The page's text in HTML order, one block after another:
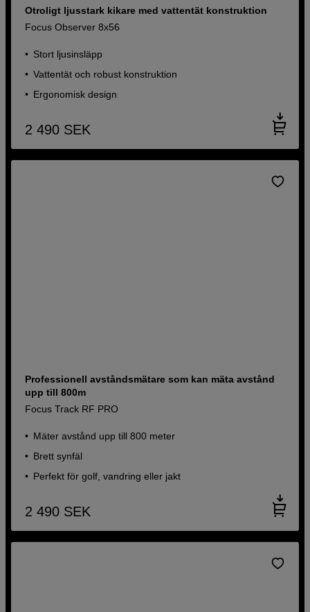
Otroligt ljusstark kikare med vattentät konstruktion
Focus Observer 8x56
Stort ljusinsläpp
Vattentät och robust konstruktion
Ergonomisk design
2 490 SEK
Professionell avståndsmätare som kan mäta avstånd
upp till 800m
Focus Track RF PRO
Mäter avstånd upp till 800 meter
Brett synfäl
Perfekt för golf, vandring eller jakt
2 490 SEK